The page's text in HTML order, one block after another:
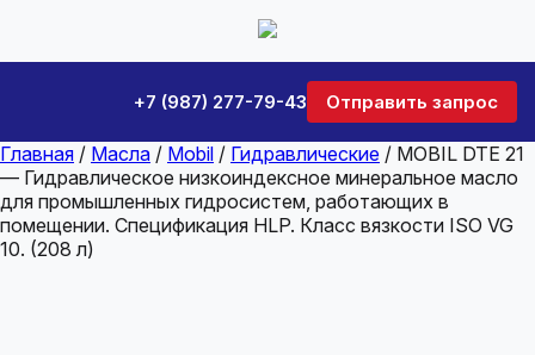
+7 (987) 277-79-43 Отправить запрос
Главная / Масла / Mobil / Гидравлические / MOBIL DTE 21
— Гидравлическое низкоиндексное минеральное масло
для промышленных гидросистем, работающих в
помещении. Спецификация HLP. Класс вязкости ISO VG
10. (208 л)